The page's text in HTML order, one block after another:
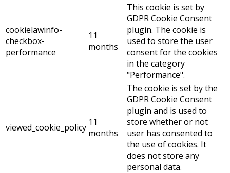
cookielawinfo-
checkbox-
performance
11
months
This cookie is set by
GDPR Cookie Consent
plugin. The cookie is
used to store the user
consent for the cookies
in the category
"Performance".
viewed_cookie_policy 11
months
The cookie is set by the
GDPR Cookie Consent
plugin and is used to
store whether or not
user has consented to
the use of cookies. It
does not store any
personal data.